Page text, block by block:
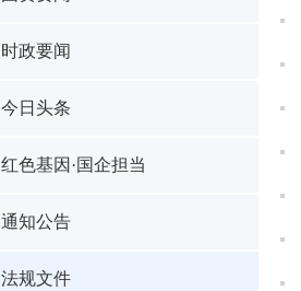
时政要闻
今日头条
红色基因·国企担当
通知公告
法规文件